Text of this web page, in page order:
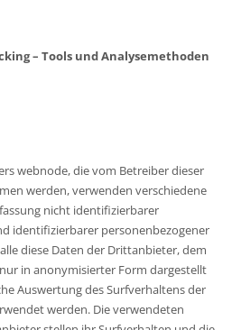
– Tools und Analysemethoden
webnode, die vom Betreiber dieser
werden, verwenden verschiedene
nicht identifizierbarer
identifizierbarer personenbezogener
diese Daten der Drittanbieter, dem
in anonymisierter Form dargestellt
Auswertung des Surfverhaltens der
werden. Die verwendeten